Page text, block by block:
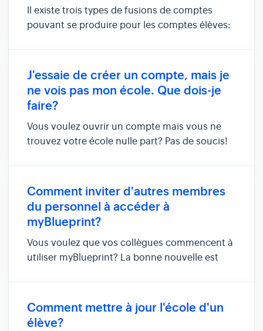
Il existe trois types de fusions de comptes
pouvant se produire pour les comptes élèves:
entre deux écoles de différents districts
scolaires Fusionner le...
J'essaie de créer un compte, mais je
ne vois pas mon école. Que dois-je
faire?
Vous voulez ouvrir un compte mais vous ne
trouvez votre école nulle part? Pas de soucis!
page myBlueprint spécifique à votre conseil,
assurez-vous que vous êtes sur...
Comment inviter d'autres membres
du personnel à accéder à
myBlueprint?
Vous voulez que vos collègues commencent à
utiliser myBlueprint? La bonne nouvelle est
tant qu'enseignant, pour inviter vos collègues:
Faites défiler vers le bas de ...
Comment mettre à jour l'école d'un
élève?